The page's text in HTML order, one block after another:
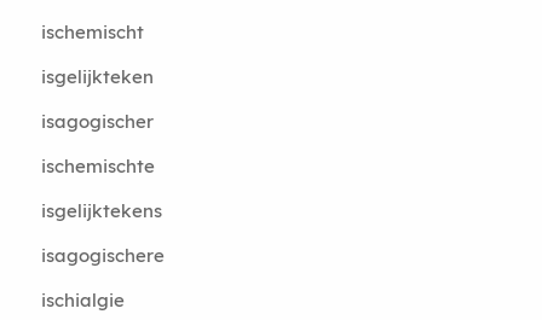
ischemischt
isgelijkteken
isagogischer
ischemischte
isgelijktekens
isagogischere
ischialgie